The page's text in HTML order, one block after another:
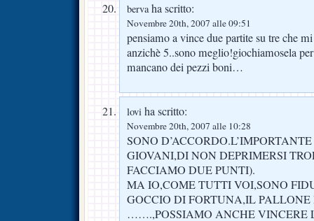
bervaha scritto:
Novembre 20th, 2007 alle 09:51
pensiamo a vince due partite su tre che
anzichè 5..sono meglio!giochiamosela
mancano dei pezzi boni…
lovi ha scritto:
Novembre 20th, 2007 alle 10:28
SONO D’ACCORDO.L’IMPORTANTE
GIOVANI,DI NON DEPRIMERSI
FACCIAMO DUE PUNTI).
MA IO,COME TUTTI VOI,SONO
GOCCIO DI FORTUNA,IL PALLONE
…….,POSSIAMO ANCHE VINCERE